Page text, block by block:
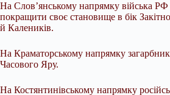
На Слов’янському напрямку війська РФ
покращити своє становище в бік
й Калеників.
На Краматорському напрямку
Часового Яру.
На Костянтинівському напрямку